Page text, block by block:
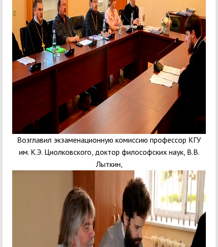
Возглавил экзаменационную комиссию профессор КГУ
им. К.Э. Циолковского, доктор философских наук, В.В.
Лыткин,